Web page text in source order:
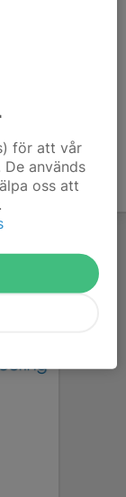
för att vår
används
oss att